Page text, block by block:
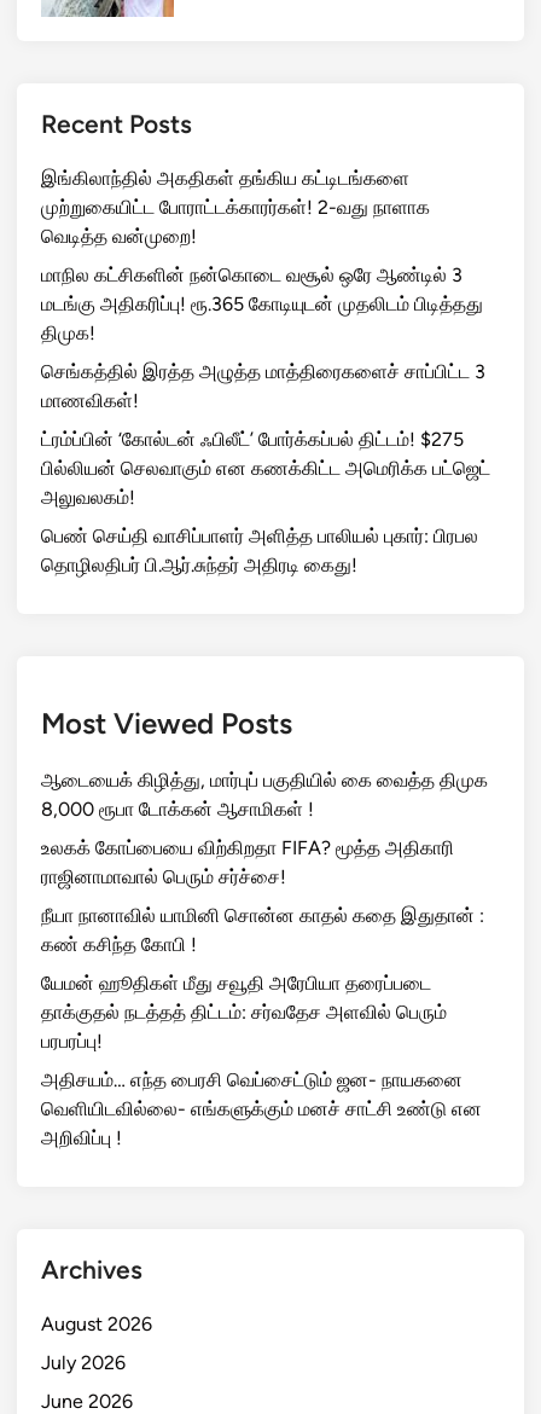
Recent Posts
இங்கிலாந்தில் அகதிகள் தங்கிய கட்டிடங்களை
முற்றுகையிட்ட போராட்டக்காரர்கள்! 2-வது நாளாக
வெடித்த வன்முறை!
மாநில கட்சிகளின் நன்கொடை வசூல் ஒரே ஆண்டில் 3
மடங்கு அதிகரிப்பு! ரூ.365 கோடியுடன் முதலிடம் பிடித்தது
திமுக!
செங்கத்தில் இரத்த அழுத்த மாத்திரைகளைச் சாப்பிட்ட 3
மாணவிகள்!
ட்ரம்ப்பின் ‘கோல்டன் ஃபிலீட்’ போர்க்கப்பல் திட்டம்! $275
பில்லியன் செலவாகும் என கணக்கிட்ட அமெரிக்க பட்ஜெட்
அலுவலகம்!
பெண் செய்தி வாசிப்பாளர் அளித்த பாலியல் புகார்: பிரபல
தொழிலதிபர் பி.ஆர்.சுந்தர் அதிரடி கைது!
Most Viewed Posts
ஆடையைக் கிழித்து, மார்புப் பகுதியில் கை வைத்த திமுக
8,000 ரூபா டோக்கன் ஆசாமிகள் !
உலகக் கோப்பையை விற்கிறதா FIFA? மூத்த அதிகாரி
ராஜினாமாவால் பெரும் சர்ச்சை!
நீயா நானாவில் யாமினி சொன்ன காதல் கதை இதுதான் :
கண் கசிந்த கோபி !
யேமன் ஹூதிகள் மீது சவூதி அரேபியா தரைப்படை
தாக்குதல் நடத்தத் திட்டம்: சர்வதேச அளவில் பெரும்
பரபரப்பு!
அதிசயம்… எந்த பைரசி வெப்சைட்டும் ஜன- நாயகனை
வெளியிடவில்லை- எங்களுக்கும் மனச் சாட்சி உண்டு என
அறிவிப்பு !
Archives
August 2026
July 2026
June 2026